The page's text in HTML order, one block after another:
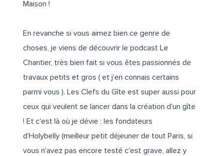
Maison !
En revanche si vous aimez bien ce genre de
choses, je viens de découvrir le podcast Le
Chantier, très bien fait si vous êtes passionnés de
travaux petits et gros ( et j'en connais certains
parmi vous ). Les Clefs du Gîte est super aussi pour
ceux qui veulent se lancer dans la création d'un gîte
! Et c'est là où je dévie : les fondateurs
d'Holybelly (meilleur petit déjeuner de tout Paris, si
vous n'avez pas encore testé c'est grave, allez y